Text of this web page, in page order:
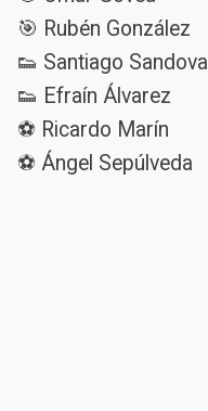
🎯 Rubén González
👟 Santiago Sandoval
👟 Efraín Álvarez
⚽ Ricardo Marín
⚽ Ángel Sepúlveda